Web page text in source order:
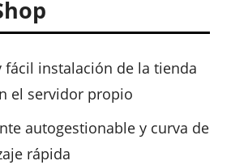
fácil instalación de la tienda
el servidor propio
autogestionable y curva de
rápida